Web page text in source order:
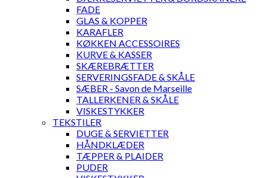
FADE
GLAS & KOPPER
KARAFLER
KØKKEN ACCESSOIRES
KURVE & KASSER
SKÆREBRÆTTER
SERVERINGSFADE & SKÅLE
SÆBER - Savon de Marseille
TALLERKENER & SKÅLE
VISKESTYKKER
TEKSTILER
DUGE & SERVIETTER
HÅNDKLÆDER
TÆPPER & PLAIDER
PUDER